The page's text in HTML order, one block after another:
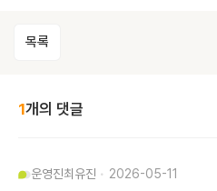
목록
1개의 댓글
운영진최유진 2026-05-11